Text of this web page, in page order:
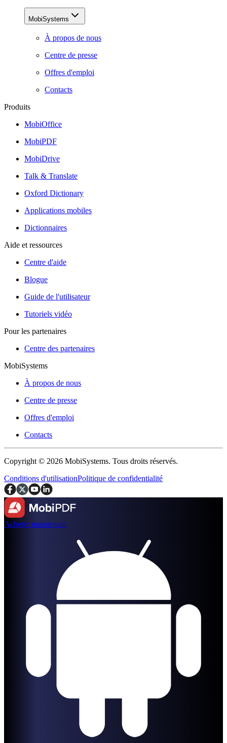
MobiSystems
À propos de nous
Centre de presse
Offres d'emploi
Contacts
Produits
MobiOffice
MobiPDF
MobiDrive
Talk & Translate
Oxford Dictionary
Applications mobiles
Dictionnaires
Aide et ressources
Centre d'aide
Blogue
Guide de l'utilisateur
Tutoriels vidéo
Pour les partenaires
Centre des partenaires
MobiSystems
À propos de nous
Centre de presse
Offres d'emploi
Contacts
Copyright © 2026 MobiSystems. Tous droits réservés.
Conditions d'utilisationPolitique de confidentialité
Acheter maintenant